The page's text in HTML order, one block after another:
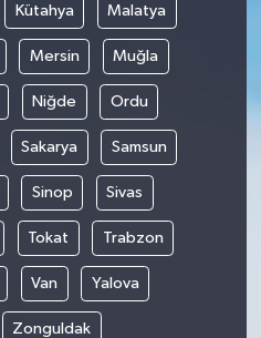
Kütahya Malatya
Mersin Muğla
Niğde Ordu
Sakarya Samsun
Sinop Sivas
Tokat Trabzon
Van Yalova
Zonguldak